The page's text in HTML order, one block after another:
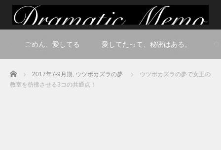
ごめん、愛してる 愛してたって、秘密はある。
Home 2017年7-9月期 , ウツボカズラの夢
ウツボカズラの夢で女王の
教室を彷彿させる3コの共通点！